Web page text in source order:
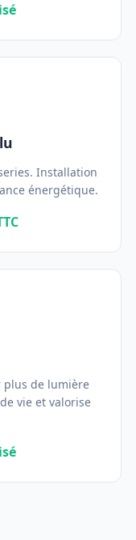
Installation
énergétique.
plus de lumière
vie et valorise